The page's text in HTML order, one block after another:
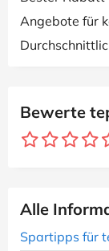
Angebote für
Bewerte
Alle
Spartipps für